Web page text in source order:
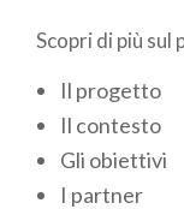
pane
Scopri di più
Il progetto
Il contesto
Gli obiettivi
I partner